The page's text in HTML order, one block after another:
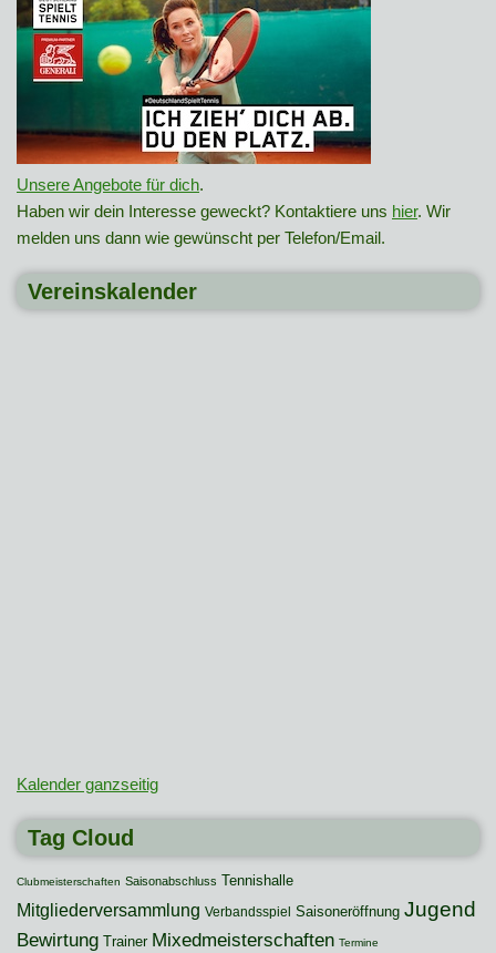
Unsere Angebote für dich.
Haben wir dein Interesse geweckt? Kontaktiere uns hier. Wir
melden uns dann wie gewünscht per Telefon/Email.
Vereinskalender
Kalender ganzseitig
Tag Cloud
Clubmeisterschaften Saisonabschluss Tennishalle
Mitgliederversammlung Verbandsspiel Saisoneröffnung Jugend
Bewirtung Trainer Mixedmeisterschaften Termine